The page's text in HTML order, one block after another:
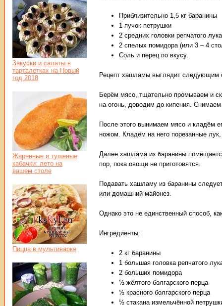
Приблизительно 1,5 кг баранины
1 пучок петрушки
2 средних головки репчатого лука
2 спелых помидора (или 3 – 4
Соль и перец по вкусу.
Рецепт хашламы выглядит следующим
Берём мясо, тщательно промываем и
на огонь, доводим до кипения.
После этого вынимаем мясо и кладём
ножом. Кладём на него порезанные
Далее хашлама из баранины
пор, пока овощи не приготовятся.
Подавать хашламу из баранины
или домашний майонез.
Однако это не единственный способ,
Ингредиенты:
2 кг баранины
1 большая головка репчатого
2 больших помидора
½ жёлтого болгарского перца
½ красного болгарского перца
½ стакана измельчённой
Закуски и салаты в
тарталетках на Новый
год 2018
Жаренные и тушеные
кабачки: лето на
вашем столе
Пицца в мультиварке